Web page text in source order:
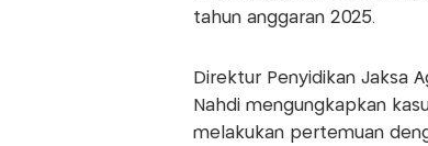
tahun anggaran 2025.
Direktur Penyidikan Jaksa
Nahdi mengungkapkan
melakukan pertemuan